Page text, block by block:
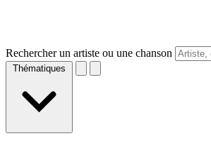
Rechercher un artiste ou une chanson
Thématiques